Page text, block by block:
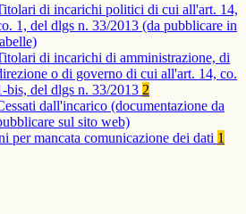
di incarichi politici di cui all'art. 14,
1, del dlgs n. 33/2013 (da pubblicare in
di incarichi di amministrazione, di
o di governo di cui all'art. 14, co.
bis, del dlgs n. 33/2013 2
dall'incarico (documentazione da
sul sito web)
per mancata comunicazione dei dati 1